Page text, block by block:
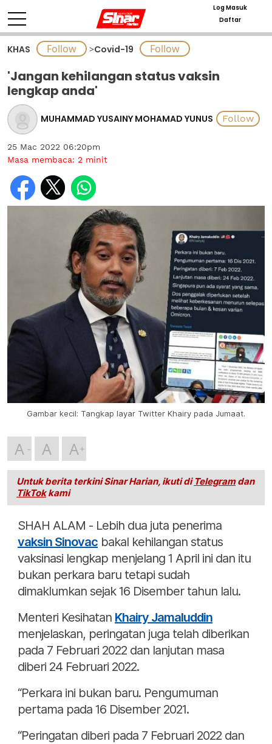
Log Masuk
Daftar
KHAS >Covid-19
'Jangan kehilangan status vaksin
lengkap anda'
MUHAMMAD YUSAINY MOHAMAD YUNUS
25 Mac 2022 06:20pm
Masa membaca: 2 minit
Gambar kecil: Tangkap layar Twitter Khairy pada Jumaat.
A A A
Untuk berita terkini Sinar Harian, ikuti di Telegramdan
TikTokkami
SHAH ALAM - Lebih dua juta penerima
vaksin Sinovac bakal kehilangan status
vaksinasi lengkap menjelang 1 April ini dan itu
bukan perkara baru tetapi sudah
dimaklumkan sejak 16 Disember tahun lalu.
Menteri Kesihatan Khairy Jamaluddin
menjelaskan, peringatan juga telah diberikan
pada 7 Februari 2022 dan lanjutan masa
diberi 24 Februari 2022.
“Perkara ini bukan baru. Pengumuman
pertama pada 16 Disember 2021.
“Peringatan diberi pada 7 Februari 2022 dan